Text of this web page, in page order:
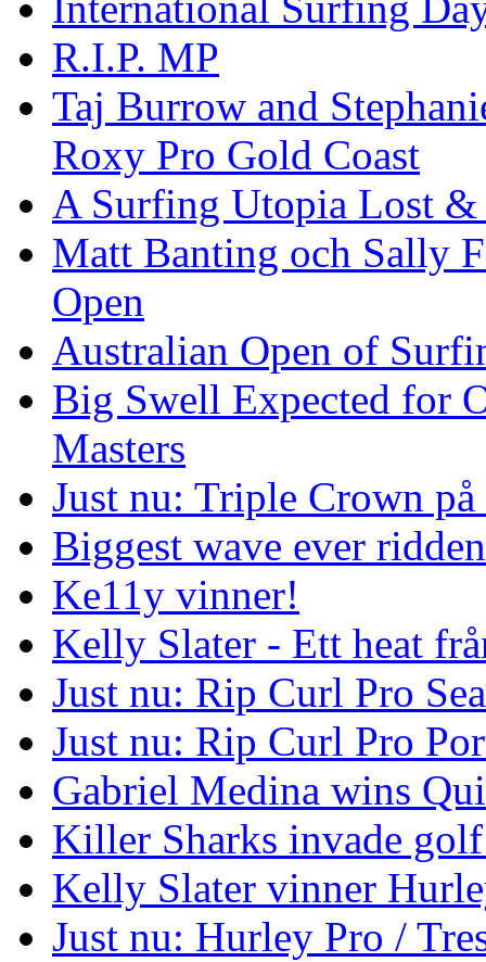
R.I.P. MP
Taj Burrow and
Roxy Pro Gold Coast
A Surfing Utopia Lost &
Matt Banting och Sally
Open
Australian Open of
Big Swell Expected for
Masters
Just nu: Triple Crown på
Biggest wave ever
Ke11y vinner!
Kelly Slater - Ett heat
Just nu: Rip Curl Pro
Just nu: Rip Curl Pro
Gabriel Medina wins
Killer Sharks invade
Kelly Slater vinner
Just nu: Hurley Pro /